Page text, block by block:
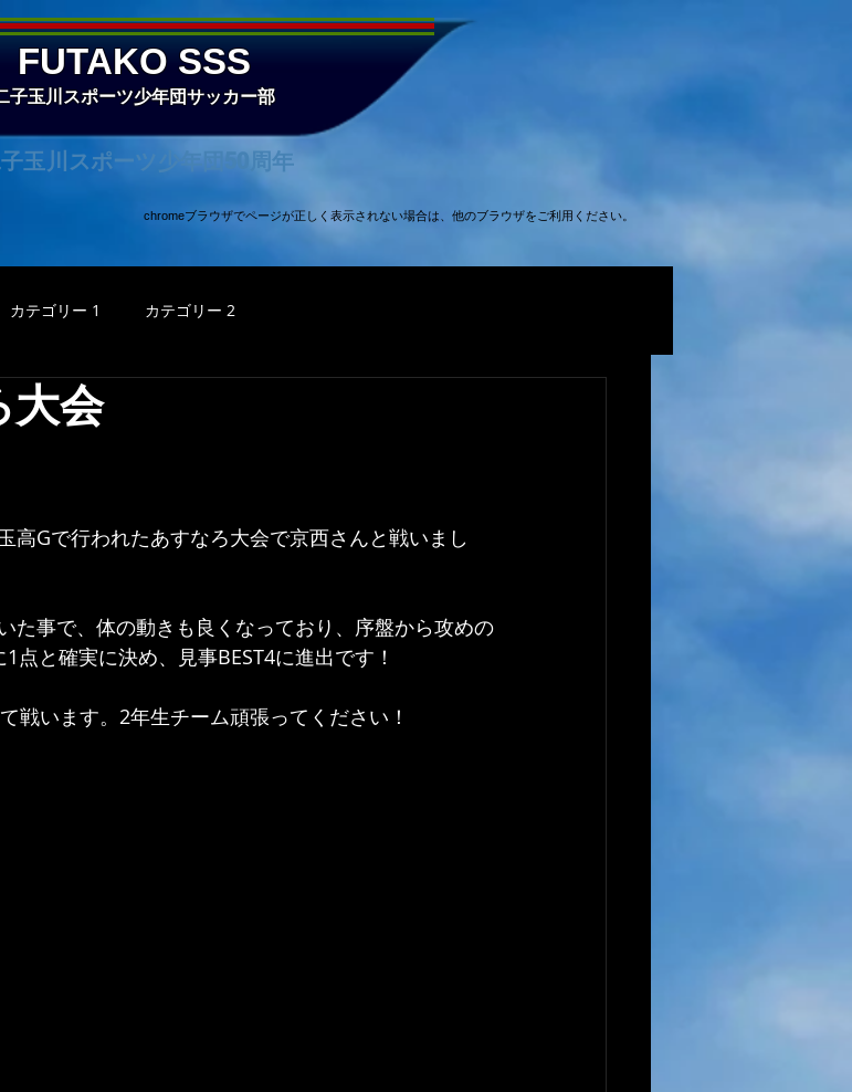
FUTAKO SSS
子玉川スポーツ少年団サッカー部
玉川スポーツ少年団50周年
chromeブラウザでページが正しく表示されない場合は、他のブラウザをご利用ください。
カテゴリー 1 カテゴリー 2
会
高Gで行われたあすなろ大会で京西さんと戦いまし
た事で、体の動きも良くなっており、序盤から攻めの
と確実に決め、見事BEST4に進出です！
戦います。2年生チーム頑張ってください！